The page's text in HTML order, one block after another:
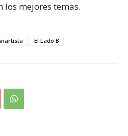
los mejores temas.
El Lado B